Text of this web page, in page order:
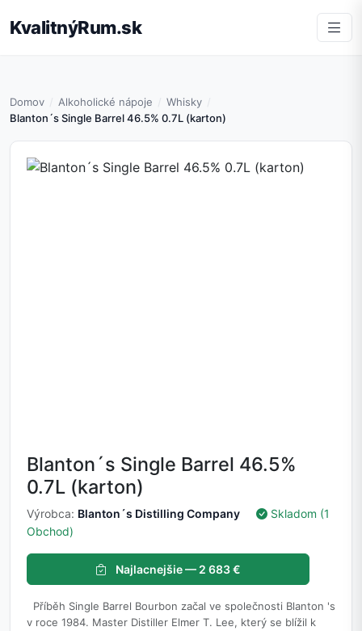
KvalitnýRum.sk
Domov Alkoholické nápoje
Whisky
Blanton´s Single Barrel 46.5% 0.7L (karton)
Blanton´s Single Barrel 46.5%
0.7L (karton)
Výrobca: Blanton´s Distilling Company
Skladom (1
Obchod)
Najlacnejšie — 2 683 €
Příběh Single Barrel Bourbon začal ve společnosti Blanton 's
v roce 1984. Master Distiller Elmer T. Lee, který se blížil k